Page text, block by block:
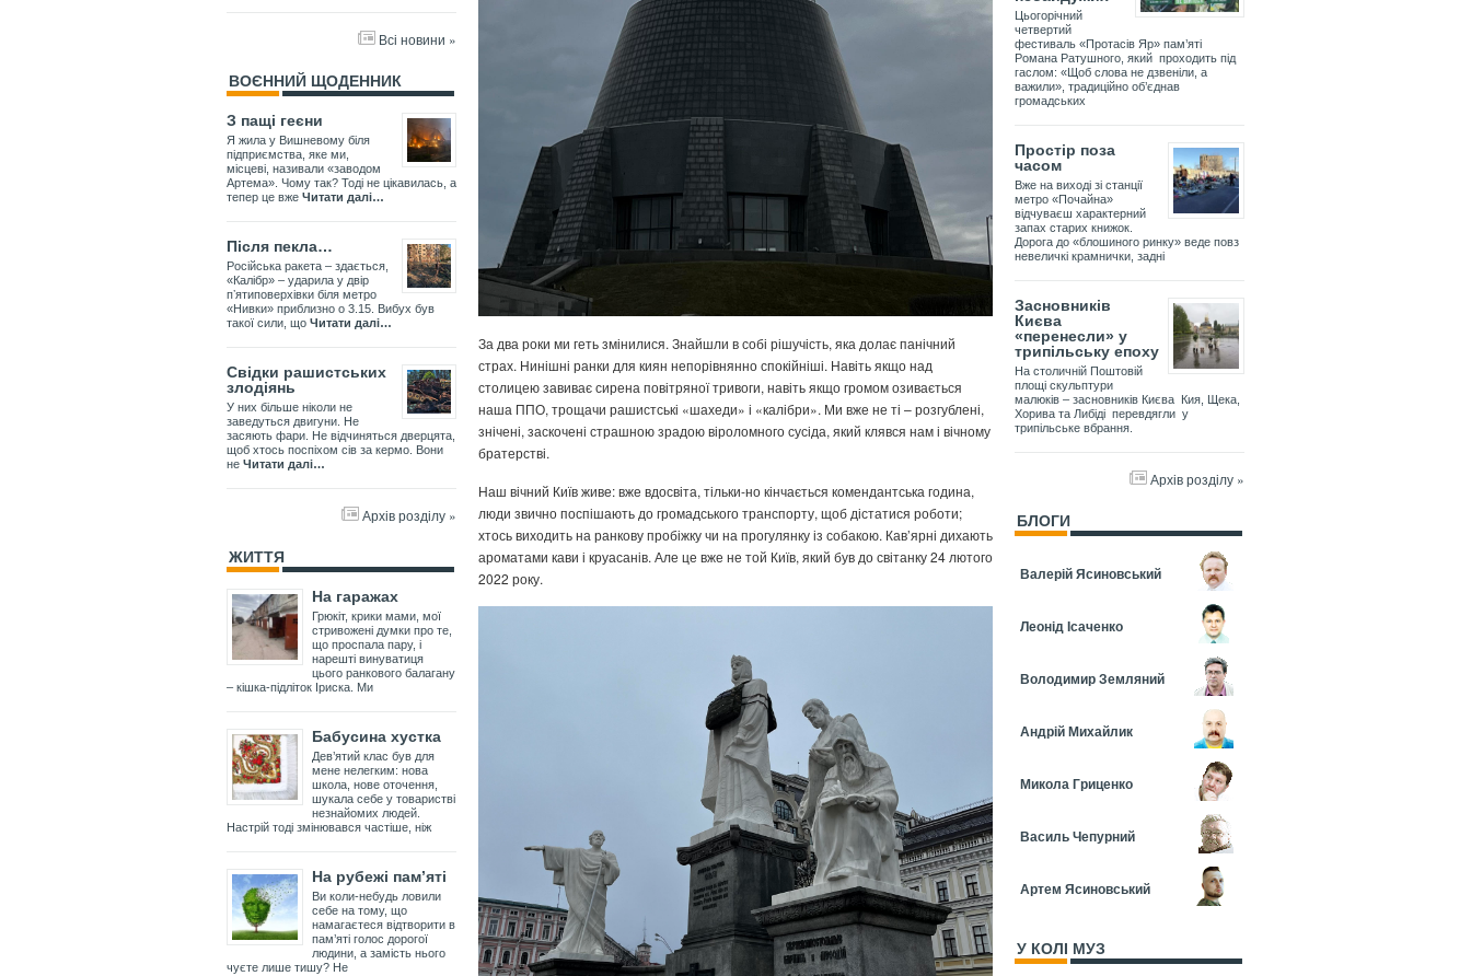
Всі новини »
ВОЄННИЙ ЩОДЕННИК
З пащі геєни
Я жила у Вишневому біля
підприємства, яке ми,
місцеві, називали «заводом
Артема». Чому так? Тоді не цікавилась, а
тепер це вже Читати далі…
Після пекла…
Російська ракета – здається,
«Калібр» – ударила у двір
пʼятиповерхівки біля метро
«Нивки» приблизно о 3.15. Вибух був
такої сили, що Читати далі…
Свідки рашистських
злодіянь
У них більше ніколи не
заведуться двигуни. Не
засяють фари. Не відчиняться дверцята,
щоб хтось поспіхом сів за кермо. Вони
не Читати далі…
Архів розділу »
ЖИТТЯ
На гаражах
Грюкіт, крики мами, мої
стривожені думки про те,
що проспала пару, і
нарешті винуватиця
цього ранкового балагану
– кішка-підліток Іриска. Ми
Бабусина хустка
Дев’ятий клас був для
мене нелегким: нова
школа, нове оточення,
шукала себе у товаристві
незнайомих людей.
Настрій тоді змінювався частіше, ніж
На рубежі пам’яті
Ви коли-небудь ловили
себе на тому, що
намагаєтеся відтворити в
пам’яті голос дорогої
людини, а замість нього
чуєте лише тишу? Не
За два роки ми геть змінилися. Знайшли в собі рішучість, яка долає панічний
страх. Нинішні ранки для киян непорівнянно спокійніші. Навіть якщо над
столицею завиває сирена повітряної тривоги, навіть якщо громом озивається
наша ППО, трощачи рашистські «шахеди» і «калібри». Ми вже не ті – розгублені,
знічені, заскочені страшною зрадою віроломного сусіда, який клявся нам і вічному
братерстві.
Наш вічний Київ живе: вже вдосвіта, тільки-но кінчається комендантська година,
люди звично поспішають до громадського транспорту, щоб дістатися роботи;
хтось виходить на ранкову пробіжку чи на прогулянку із собакою. Кав’ярні дихають
ароматами кави і круасанів. Але це вже не той Київ, який був до світанку 24 лютого
2022 року.
Цьогорічний
четвертий
фестиваль «Протасів Яр» пам’яті
Романа Ратушного, який проходить під
гаслом: «Щоб слова не дзвеніли, а
важили», традиційно об’єднав
громадських
Простір поза
часом
Вже на виході зі станції
метро «Почайна»
відчуваєш характерний
запах старих книжок.
Дорога до «блошиного ринку» веде повз
невеличкі крамнички, задні
Засновників
Києва
«перенесли» у
трипільську епоху
На столичній Поштовій
площі скульптури
малюків – засновників Києва Кия, Щека,
Хорива та Либіді перевдягли у
трипільське вбрання.
Архів розділу »
БЛОГИ
Валерій Ясиновський
Леонід Ісаченко
Володимир Земляний
Андрій Михайлик
Микола Гриценко
Василь Чепурний
Артем Ясиновський
У КОЛІ МУЗ